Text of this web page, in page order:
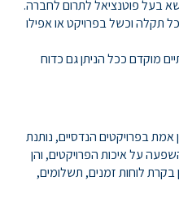
בעל פוטנציאל לתרום לחברה.
תקלה וכשל בפרויקט או אפילו
מוקדם ככל הניתן גם כדוח
בפרויקטים הנדסיים, נותנת
על איכות הפרויקטים, והן
בקרת לוחות זמנים, תשלומים,